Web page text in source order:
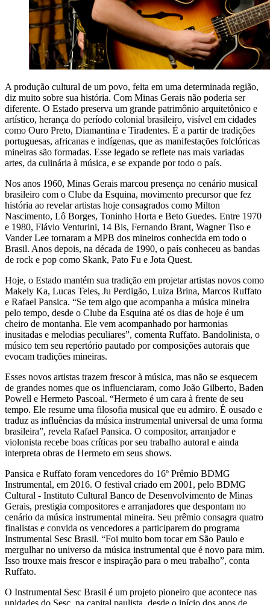
A produção cultural de um povo, feita em uma determinada região,
diz muito sobre sua história. Com Minas Gerais não poderia ser
diferente. O Estado preserva um grande patrimônio arquitetônico e
artístico, herança do período colonial brasileiro, visível em cidades
como Ouro Preto, Diamantina e Tiradentes. É a partir de tradições
portuguesas, africanas e indígenas, que as manifestações folclóricas
mineiras são formadas. Esse legado se reflete nas mais variadas
artes, da culinária à música, e se expande por todo o país.
Nos anos 1960, Minas Gerais marcou presença no cenário musical
brasileiro com o Clube da Esquina, movimento precursor que fez
história ao revelar artistas hoje consagrados como Milton
Nascimento, Lô Borges, Toninho Horta e Beto Guedes. Entre 1970
e 1980, Flávio Venturini, 14 Bis, Fernando Brant, Wagner Tiso e
Vander Lee tornaram a MPB dos mineiros conhecida em todo o
Brasil. Anos depois, na década de 1990, o país conheceu as bandas
de rock e pop como Skank, Pato Fu e Jota Quest.
Hoje, o Estado mantém sua tradição em projetar artistas novos como
Makely Ka, Lucas Teles, Ju Perdigão, Luiza Brina, Marcos Ruffato
e Rafael Pansica. “Se tem algo que acompanha a música mineira
pelo tempo, desde o Clube da Esquina até os dias de hoje é um
cheiro de montanha. Ele vem acompanhado por harmonias
inusitadas e melodias peculiares”, comenta Ruffato. Bandolinista, o
músico tem seu repertório pautado por composições autorais que
evocam tradições mineiras.
Esses novos artistas trazem frescor à música, mas não se esquecem
de grandes nomes que os influenciaram, como João Gilberto, Baden
Powell e Hermeto Pascoal. “Hermeto é um cara à frente de seu
tempo. Ele resume uma filosofia musical que eu admiro. É ousado e
traduz as influências da música instrumental universal de uma forma
brasileira”, revela Rafael Pansica. O compositor, arranjador e
violonista recebe boas críticas por seu trabalho autoral e ainda
interpreta obras de Hermeto em seus shows.
Pansica e Ruffato foram vencedores do 16º Prêmio BDMG
Instrumental, em 2016. O festival criado em 2001, pelo BDMG
Cultural - Instituto Cultural Banco de Desenvolvimento de Minas
Gerais, prestigia compositores e arranjadores que despontam no
cenário da música instrumental mineira. Seu prêmio consagra quatro
finalistas e convida os vencedores a participarem do programa
Instrumental Sesc Brasil. “Foi muito bom tocar em São Paulo e
mergulhar no universo da música instrumental que é novo para mim.
Isso trouxe mais frescor e inspiração para o meu trabalho”, conta
Ruffato.
O Instrumental Sesc Brasil é um projeto pioneiro que acontece nas
unidades do Sesc, na capital paulista, desde o início dos anos de